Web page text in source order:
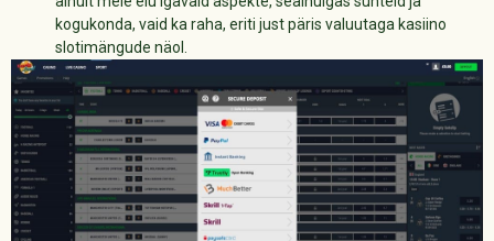
kogukonda, vaid ka raha, eriti just päris valuutaga kasiino
slotimängude näol.